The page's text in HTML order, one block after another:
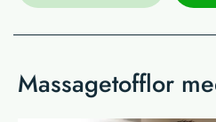
Massagetofflor